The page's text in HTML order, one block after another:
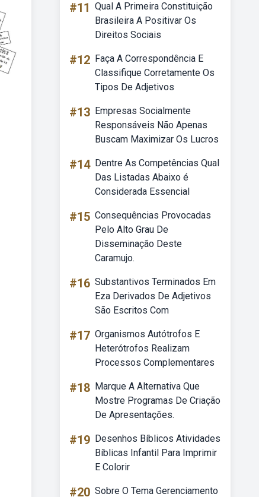
#11 Qual A Primeira Constituição
Brasileira A Positivar Os
Direitos Sociais
#12 Faça A Correspondência E
Classifique Corretamente Os
Tipos De Adjetivos
#13 Empresas Socialmente
Responsáveis Não Apenas
Buscam Maximizar Os Lucros
#14 Dentre As Competências Qual
Das Listadas Abaixo é
Considerada Essencial
#15 Consequências Provocadas
Pelo Alto Grau De
Disseminação Deste
Caramujo.
#16 Substantivos Terminados Em
Eza Derivados De Adjetivos
São Escritos Com
#17 Organismos Autótrofos E
Heterótrofos Realizam
Processos Complementares
#18 Marque A Alternativa Que
Mostre Programas De Criação
De Apresentações.
#19 Desenhos Bíblicos Atividades
Bíblicas Infantil Para Imprimir
E Colorir
#20 Sobre O Tema Gerenciamento